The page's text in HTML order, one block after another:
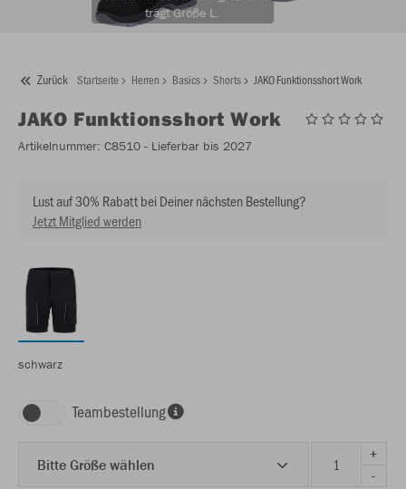
trägt Größe L.
Zurück Startseite Herren Basics Shorts JAKO Funktionsshort Work
JAKO Funktionsshort Work
Artikelnummer: C8510 - Lieferbar bis 2027
Lust auf 30% Rabatt bei Deiner nächsten Bestellung?
Jetzt Mitglied werden
schwarz
Teambestellung
Bitte Größe wählen
+
-